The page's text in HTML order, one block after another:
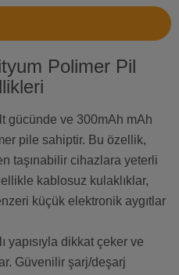
Polimer Pil
gücünde ve 300mAh mAh
pile sahiptir. Bu özellik,
taşınabilir cihazlara yeterli
kablosuz kulaklıklar,
küçük elektronik aygıtlar
yapısıyla dikkat çeker ve
Güvenilir şarj/deşarj